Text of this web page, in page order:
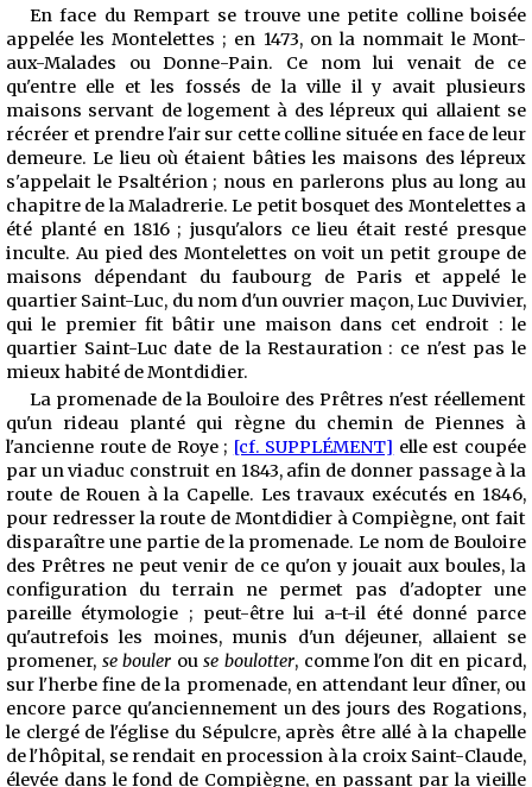
En face du Rempart se trouve une petite colline boisée
appelée les Montelettes ; en 1473, on la nommait le Mont-
aux-Malades ou Donne-Pain. Ce nom lui venait de ce
qu'entre elle et les fossés de la ville il y avait plusieurs
maisons servant de logement à des lépreux qui allaient se
récréer et prendrel'air sur cette colline située en face de leur
demeure. Le lieu où étaient bâties les maisons des lépreux
s'appelait le Psaltérion ; nous en parlerons plus au long au
chapitre de la Maladrerie. Le petit bosquet des Montelettes a
été planté en 1816 ; jusqu'alors ce lieu était resté presque
inculte. Au pied des Montelettes on voit un petit groupe de
maisons dépendant du faubourg de Paris et appelé le
quartier Saint-Luc, du nom d'un ouvrier maçon, Luc Duvivier,
qui le premier fit bâtir une maison dans cet endroit : le
quartier Saint-Luc date de la Restauration : ce n'est pas le
mieux habité de Montdidier.
La promenade de la Bouloire des Prêtres n'est réellement
qu'un rideau planté qui règne du chemin de Piennes à
l'ancienne route de Roye ; [cf. SUPPLÉMENT] elle est coupée
par un viaduc construit en 1843, afin de donner passage à la
route de Rouen à la Capelle. Les travaux exécutés en 1846,
pour redresser la route de Montdidier à Compiègne, ont fait
disparaître une partie de la promenade. Le nom de Bouloire
des Prêtres ne peut venir de ce qu'on y jouait aux boules, la
configuration du terrain ne permet pas d'adopter une
pareille étymologie ; peut-être lui a-t-il été donné parce
qu'autrefois les moines, munis d'un déjeuner, allaient se
promener, se bouler ouse boulotter, comme l'on dit en picard,
sur l'herbe fine de la promenade, en attendant leur dîner, ou
encore parce qu'anciennement un des jours des Rogations,
le clergé de l'église du Sépulcre, après être allé à la chapelle
de l'hôpital, se rendait en procession à la croix Saint-Claude,
élevée dans le fond de Compiègne, en passant par la vieille